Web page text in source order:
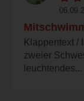
Klappentext /
zweier
leuchtendes...